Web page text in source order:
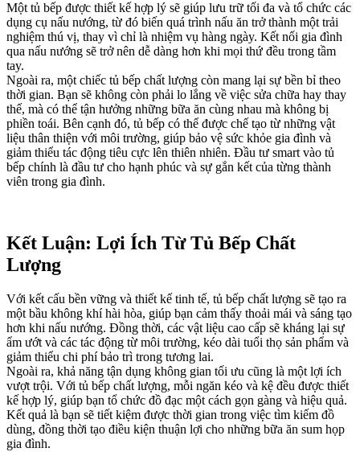
Một tủ bếp được thiết kế hợp lý sẽ giúp lưu trữ tối đa và tổ chức các
dụng cụ nấu nướng, từ đó biến quá trình nấu ăn trở thành một trải
nghiệm thú vị, thay vì chỉ là nhiệm vụ hàng ngày. Kết nối gia đình
qua nấu nướng sẽ trở nên dễ dàng hơn khi mọi thứ đều trong tầm
tay.
Ngoài ra, một chiếc tủ bếp chất lượng còn mang lại sự bền bỉ theo
thời gian. Bạn sẽ không còn phải lo lắng về việc sửa chữa hay thay
thế, mà có thể tận hưởng những bữa ăn cùng nhau mà không bị
phiền toái. Bên cạnh đó, tủ bếp có thể được chế tạo từ những vật
liệu thân thiện với môi trường, giúp bảo vệ sức khỏe gia đình và
giảm thiểu tác động tiêu cực lên thiên nhiên. Đầu tư smart vào tủ
bếp chính là đầu tư cho hạnh phúc và sự gắn kết của từng thành
viên trong gia đình.
Kết Luận: Lợi Ích Từ Tủ Bếp Chất
Lượng
Với kết cấu bền vững và thiết kế tinh tế, tủ bếp chất lượng sẽ tạo ra
một bầu không khí hài hòa, giúp bạn cảm thấy thoải mái và sáng tạo
hơn khi nấu nướng. Đồng thời, các vật liệu cao cấp sẽ kháng lại sự
ẩm ướt và các tác động từ môi trường, kéo dài tuổi thọ sản phẩm và
giảm thiểu chi phí bảo trì trong tương lai.
Ngoài ra, khả năng tận dụng không gian tối ưu cũng là một lợi ích
vượt trội. Với tủ bếp chất lượng, mỗi ngăn kéo và kệ đều được thiết
kế hợp lý, giúp bạn tổ chức đồ đạc một cách gọn gàng và hiệu quả.
Kết quả là bạn sẽ tiết kiệm được thời gian trong việc tìm kiếm đồ
dùng, đồng thời tạo điều kiện thuận lợi cho những bữa ăn sum họp
gia đình.